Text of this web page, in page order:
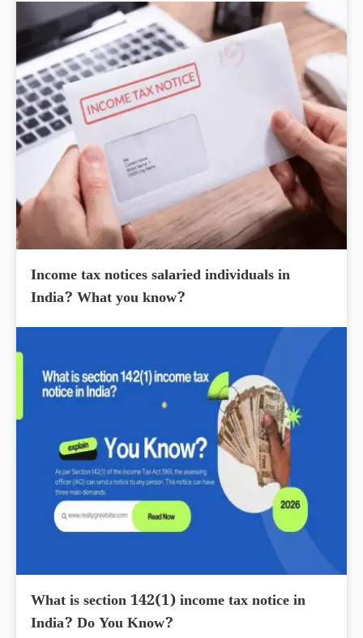
Income tax notices salaried individuals in
India? What you know?
What is section 142(1) income tax notice in
India? Do You Know?